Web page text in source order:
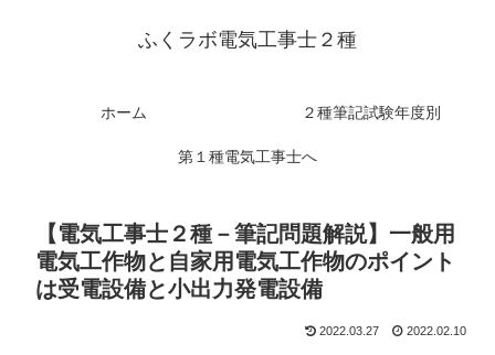
ふくラボ電気工事士２種
ホーム ２種筆記試験年度別
第１種電気工事士へ
【電気工事士２種－筆記問題解説】一般用
電気工作物と自家用電気工作物のポイント
は受電設備と小出力発電設備
2022.03.27 2022.02.10